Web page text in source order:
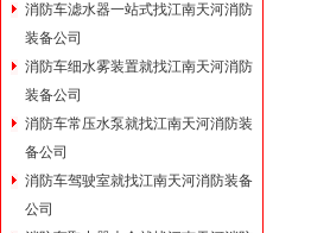
消防车滤水器一站式找江南天河消防
装备公司
消防车细水雾装置就找江南天河消防
装备公司
消防车常压水泵就找江南天河消防装
备公司
消防车驾驶室就找江南天河消防装备
公司